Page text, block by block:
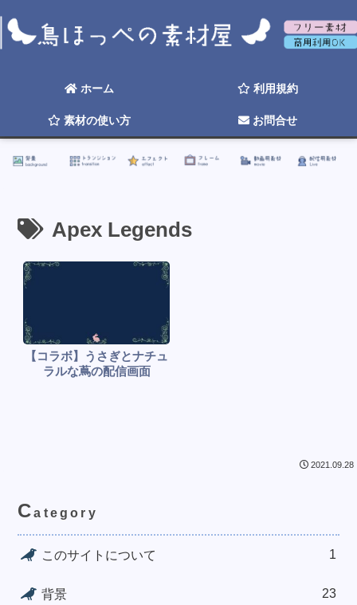
ホーム 利用規約
素材の使い方 お問合せ
☆ 2026年そろそろ更新したい ☆
Apex Legends
【コラボ】うさぎとナチュ
ラルな蔦の配信画面
2021.09.28
Category
このサイトについて 1
背景 23
トランジション エフェクト フレーム 動画用素材 配信用素材